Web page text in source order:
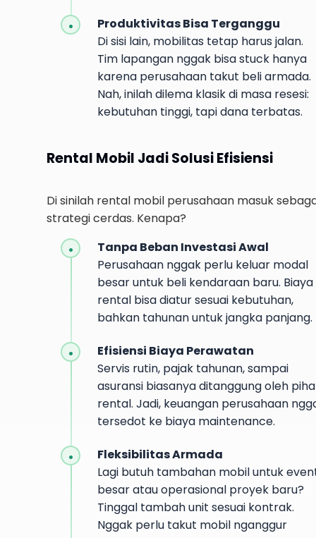
Produktivitas Bisa Terganggu
Di sisi lain, mobilitas tetap harus jalan.
Tim lapangan nggak bisa stuck hanya
karena perusahaan takut beli armada.
Nah, inilah dilema klasik di masa resesi:
kebutuhan tinggi, tapi dana terbatas.
Rental Mobil Jadi Solusi Efisiensi
Di sinilah rental mobil perusahaan masuk
strategi cerdas. Kenapa?
Tanpa Beban Investasi Awal
Perusahaan nggak perlu keluar modal
besar untuk beli kendaraan baru. Biaya
rental bisa diatur sesuai kebutuhan,
bahkan tahunan untuk jangka panjang.
Efisiensi Biaya Perawatan
Servis rutin, pajak tahunan, sampai
asuransi biasanya ditanggung oleh
rental. Jadi, keuangan perusahaan
tersedot ke biaya maintenance.
Fleksibilitas Armada
Lagi butuh tambahan mobil untuk
besar atau operasional proyek baru?
Tinggal tambah unit sesuai kontrak.
Nggak perlu takut mobil nganggur